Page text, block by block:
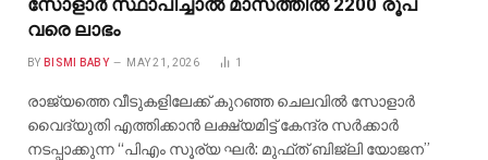
സോളാർ സ്ഥാപിച്ചാൽ മാസത്തിൽ 2200 രൂപ
വരെ ലാഭം
BY BISMI BABY MAY 21, 2026 1
രാജ്യത്തെ വീടുകളിലേക്ക് കുറഞ്ഞ ചെലവിൽ സോളാർ
വൈദ്യുതി എത്തിക്കാൻ ലക്ഷ്യമിട്ട് കേന്ദ്ര സർക്കാർ
നടപ്പാക്കുന്ന “പിഎം സൂര്യ ഘർ: മുഫ്ത് ബിജ്‌ലി യോജന”